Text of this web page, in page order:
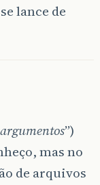
lance de
”)
mas no
de arquivos